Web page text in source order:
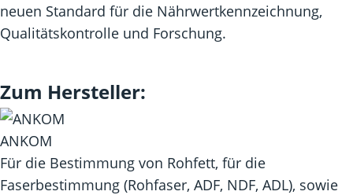
neuen Standard für die Nährwertkennzeichnung,
Qualitätskontrolle und Forschung.
Zum Hersteller:
ANKOM
Für die Bestimmung von Rohfett, für die
Faserbestimmung (Rohfaser, ADF, NDF, ADL), sowie